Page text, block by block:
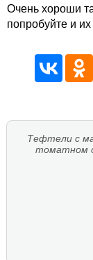
Очень хороши
попробуйте и
Тефтели с
томатном